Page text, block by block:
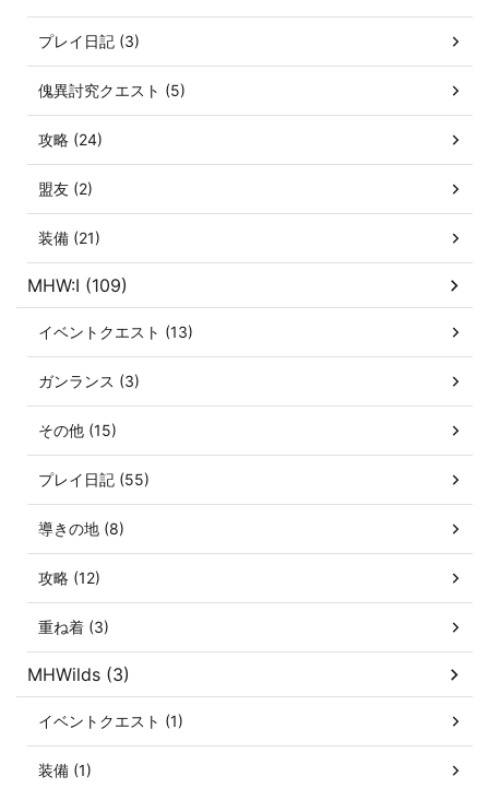
プレイ日記 (3)
傀異討究クエスト (5)
攻略 (24)
盟友 (2)
装備 (21)
MHW:I (109)
イベントクエスト (13)
ガンランス (3)
その他 (15)
プレイ日記 (55)
導きの地 (8)
攻略 (12)
重ね着 (3)
MHWilds (3)
イベントクエスト (1)
装備 (1)